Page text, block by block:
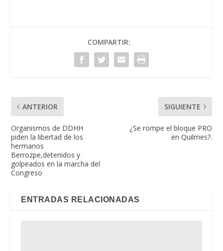
COMPARTIR:
ANTERIOR
Organismos de DDHH
piden la libertad de los
hermanos
Berrozpe,detenidos y
golpeados en la marcha del
Congreso
SIGUIENTE
¿Se rompe el bloque PRO
en Quilmes?.
ENTRADAS RELACIONADAS